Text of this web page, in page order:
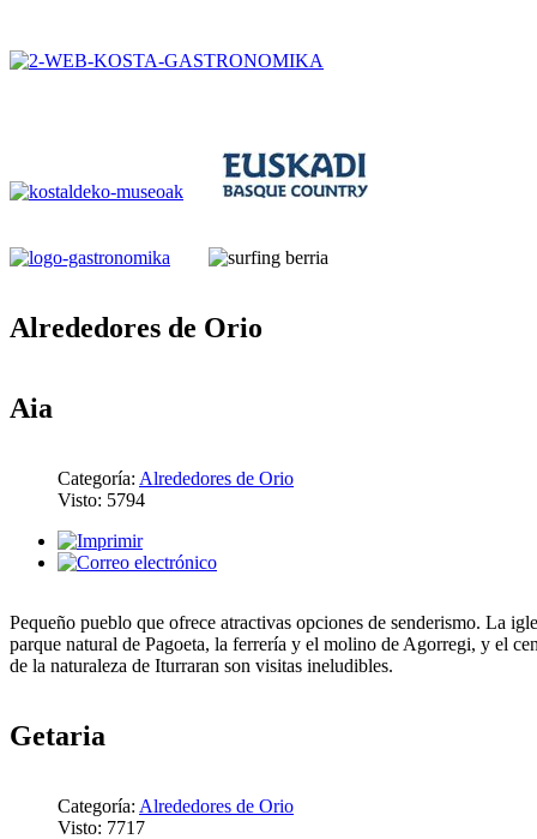
Alrededores de Orio
Aia
Categoría: Alrededores de Orio
Visto: 5794
Pequeño pueblo que ofrece atractivas opciones de senderismo. La
parque natural de Pagoeta, la ferrería y el molino de Agorregi, y el
de la naturaleza de Iturraran son visitas ineludibles.
Getaria
Categoría: Alrededores de Orio
Visto: 7717